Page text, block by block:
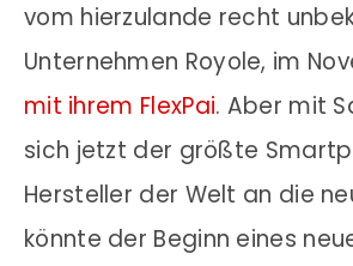
vom hierzulande recht
Unternehmen Royole, im
mit ihrem FlexPai. Aber mit
sich jetzt der größte
Hersteller der Welt an die
könnte der Beginn eines